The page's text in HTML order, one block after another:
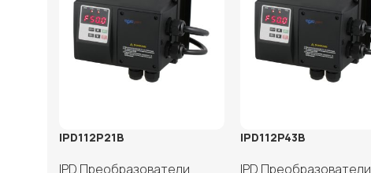
IPD112P21B
IPD Преобразователи
IPD112P43B
IPD Преобразователи